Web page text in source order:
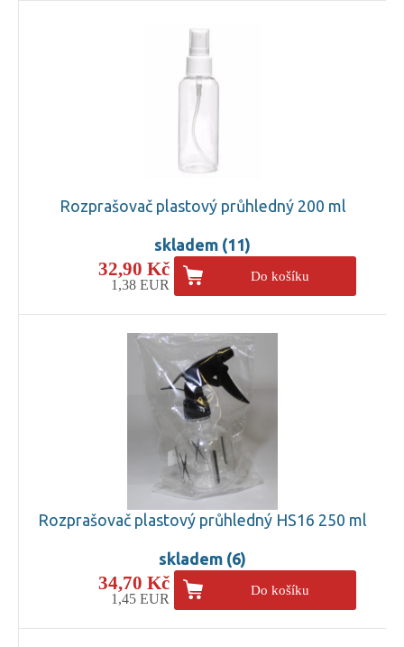
Rozprašovač plastový průhledný 200 ml
skladem (11)
32,90 Kč
1,38 EUR
Do košíku
Rozprašovač plastový průhledný HS16 250 ml
skladem (6)
34,70 Kč
1,45 EUR
Do košíku